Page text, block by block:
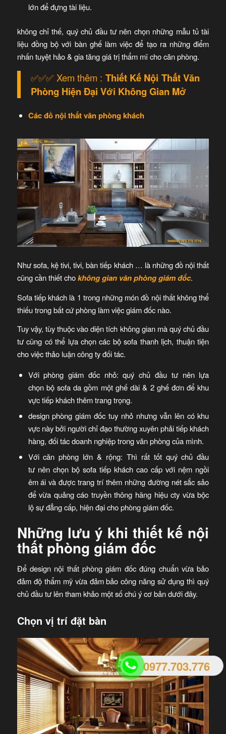
0977.703.776
lớn để đựng tài liệu.
không chỉ thế, quý chủ đầu tư nên chọn những mẫu tủ tài
liệu đồng bộ với bàn ghế làm việc để tạo ra những điểm
nhấn tuyệt hảo & gia tăng giá trị thẩm mĩ cho căn phòng.
✅✅✅ Xem thêm : Thiết Kế Nội Thất Văn
Phòng Hiện Đại Với Không Gian Mở
Các đồ nội thất văn phòng khách
Như sofa, kệ tivi, tivi, bàn tiếp khách … là những đồ nội thất
cũng cần thiết chokhông gian văn phòng giám đốc.
Sofa tiếp khách là 1 trong những món đồ nội thất không thể
thiếu trong bất cứ phòng làm việc giám đốc nào.
Tuy vậy, tùy thuộc vào diện tích không gian mà quý chủ đầu
tư cũng có thể lựa chọn các bộ sofa thanh lịch, thuận tiện
cho việc thảo luận công ty đối tác.
Với phòng giám đốc nhỏ: quý chủ đầu tư nên lựa
chọn bộ sofa da gồm một ghế dài & 2 ghế đơn để khu
vực tiếp khách thêm trang trọng.
design phòng giám đốc tuy nhỏ nhưng vẫn lên có khu
vực này bởi người chỉ đạo thường xuyên phải tiếp khách
hàng, đối tác doanh nghiệp trong văn phòng của mình.
Với căn phòng lớn & rộng: Thì rất tốt quý chủ đầu
tư nên chọn bộ sofa tiếp khách cao cấp với nệm ngồi
êm ái và được trang trí thêm những đường nét sắc sảo
để vừa quảng cáo truyền thông hãng hiệu cty vừa bộc
lộ sự đẳng cấp, hiện đại cho phòng giám đốc.
Những lưu ý khi thiết kế nội
thất phòng giám đốc
Để design nội thất phòng giám đốc đúng chuẩn vừa bảo
đảm độ thẩm mỹ vừa đảm bảo công năng sử dụng thì quý
chủ đầu tư lên tham khảo một số chú ý cơ bản dưới đây.
Chọn vị trí đặt bàn